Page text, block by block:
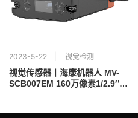
2023-5-22 视觉检测
视觉传感器丨海康机器人 MV-
SCB007EM 160万像素1/2.9″黑